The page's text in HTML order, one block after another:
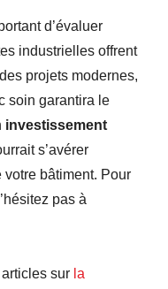
d’évaluer
industrielles offrent
projets modernes,
soin garantira le
investissement
s’avérer
bâtiment. Pour
pas à
sur la